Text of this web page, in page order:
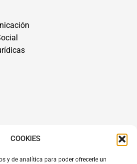
COOKIES
y de analítica para poder ofrecerle un
Calle Teobaldo Power Nº 7,